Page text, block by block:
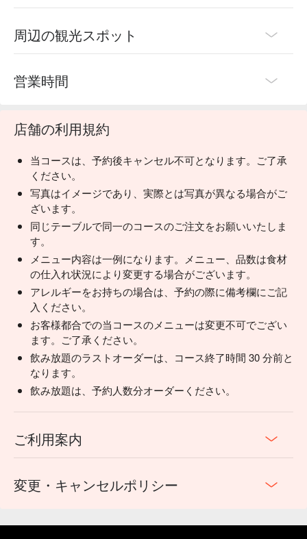
り、血管を丈夫にする働きがあります。
周辺の観光スポット
営業時間
店舗の利用規約
当コースは、予約後キャンセル不可となります。ご了承
ください。
写真はイメージであり、実際とは写真が異なる場合がご
ざいます。
同じテーブルで同一のコースのご注文をお願いいたしま
す。
メニュー内容は一例になります。メニュー、品数は食材
の仕入れ状況により変更する場合がございます。
アレルギーをお持ちの場合は、予約の際に備考欄にご記
入ください。
お客様都合での当コースのメニューは変更不可でござい
ます。ご了承ください。
飲み放題のラストオーダーは、コース終了時間 30 分前と
なります。
飲み放題は、予約人数分オーダーください。
ご利用案内
変更・キャンセルポリシー